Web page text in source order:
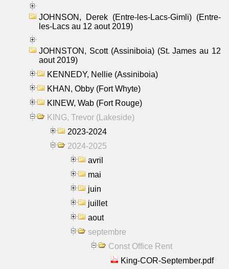
JOHNSON, Derek (Entre-les-Lacs-Gimli) (Entre-
les-Lacs au 12 aout 2019)
JOHNSTON, Scott (Assiniboia) (St. James au 12
aout 2019)
KENNEDY, Nellie (Assiniboia)
KHAN, Obby (Fort Whyte)
KINEW, Wab (Fort Rouge)
KING, Trevor (Lakeside)
2023-2024
2024-2025
avril
mai
juin
juillet
aout
septembre
Const Office Rent
King-COR-September.pdf